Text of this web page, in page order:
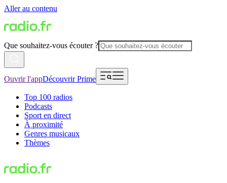
Aller au contenu
Que souhaitez-vous écouter ?
Ouvrir l'appDécouvrir Prime
Top 100 radios
Podcasts
Sport en direct
À proximité
Genres musicaux
Thèmes